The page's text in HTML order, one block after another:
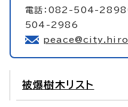
電話：082-504-2898
504-2986
被爆樹木リスト